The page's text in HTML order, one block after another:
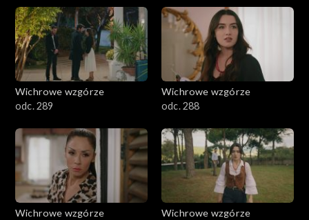
Wichrowe wzgórze
odc. 289
Wichrowe wzgórze
odc. 288
Wichrowe wzgórze
Wichrowe wzgórze